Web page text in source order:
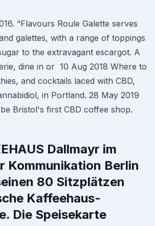
“Flavours Roule Galette serves
galettes, with a range of toppings
to the extravagant escargot. A
dine in or 10 Aug 2018 Where to
and cocktails laced with CBD,
in Portland. 28 May 2019
Bristol's first CBD coffee shop.
Dallmayr im
Kommunikation Berlin
80 Sitzplätzen
Kaffeehaus-
Die Speisekarte